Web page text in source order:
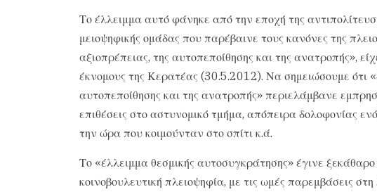
Το έλλειμμα αυτό φάνηκε από την εποχή της
μειοψηφικής ομάδας που παρέβαινε τους κανόνες της
αξιοπρέπειας, της αυτοπεποίθησης και της ανατροπής»,
έκνομους της Κερατέας (30.5.2012). Να σημειώσουμε ότι
αυτοπεποίθησης και της ανατροπής» περιελάμβανε
επιθέσεις στο αστυνομικό τμήμα, απόπειρα δολοφονίας
την ώρα που κοιμούνταν στο σπίτι κ.ά.
Το «έλλειμμα θεσμικής αυτοσυγκράτησης» έγινε
κοινοβουλευτική πλειοψηφία, με τις ωμές παρεμβάσεις